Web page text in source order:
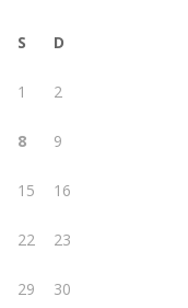
S D
1 2
8 9
15 16
22 23
29 30